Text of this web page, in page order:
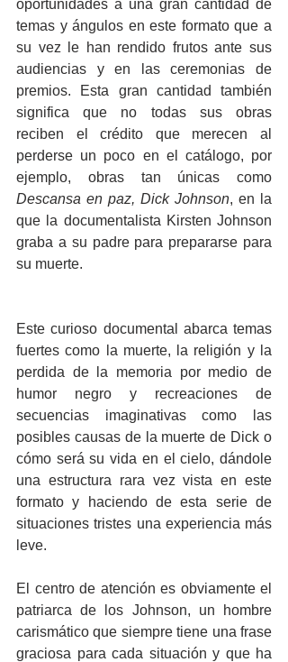
oportunidades a una gran cantidad de
temas y ángulos en este formato que a
su vez le han rendido frutos ante sus
audiencias y en las ceremonias de
premios. Esta gran cantidad también
significa que no todas sus obras
reciben el crédito que merecen al
perderse un poco en el catálogo, por
Descansa en paz, Dick Johnson, en la
que la documentalista Kirsten Johnson
graba a su padre para prepararse para
su muerte.
Este curioso documental abarca temas
fuertes como la muerte, la religión y la
perdida de la memoria por medio de
humor negro y recreaciones de
secuencias imaginativas como las
posibles causas de la muerte de Dick o
cómo será su vida en el cielo, dándole
una estructura rara vez vista en este
formato y haciendo de esta serie de
situaciones tristes una experiencia más
leve.
El centro de atención es obviamente el
patriarca de los Johnson, un hombre
carismático que siempre tiene una frase
graciosa para cada situación y que ha